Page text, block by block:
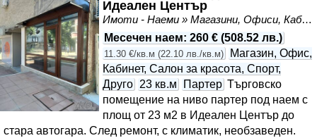
Идеален Център
Имоти - Наеми » Магазини, Офиси, Кабинети, Салони
Месечен наем: 260 € (508.52 лв.)
11.30 €/кв.м (22.10 лв./кв.м)
Магазин, Офис,
Кабинет, Салон за красота, Спорт,
Друго 23 кв.м Партер Търговско
помещение на ниво партер под наем с
площ от 23 м2 в Идеален Център до
стара автогара. След ремонт, с климатик, необзаведен.